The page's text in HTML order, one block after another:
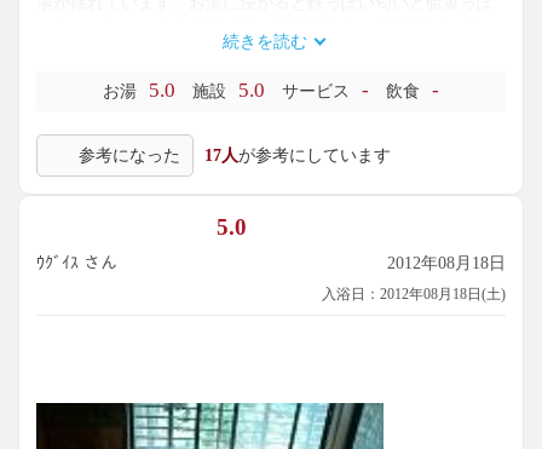
ますが、右に小さな湯船がありここに加温なしの源泉が。こ
の湯船には飲泉用のチョロチョロと流れる源泉が注ぎ込まれ
ています。
まずは飲んでみる。うううっすごくすっぱい！そのうえまず
い。へんな味。男女ともに貸切状態だったのでダンナに「飲
そうかね。そしてその源泉に入ってみる。湯船が小さく隣か
ら「お前入れるか」と失礼な声。
ぴりもする。酸性湯というと草津や蔵王みたいに白濁のお湯
湯上がりに渡り廊下の竹製のベンチに座って涼んでいると、
続きを読む
お湯 5.0 施設 5.0 サービス - 飲食 -
参考になった 17人が参考にしています
5.0
ｳｸﾞｲｽ さん 2012年08月18日
入浴日：2012年08月18日(土)